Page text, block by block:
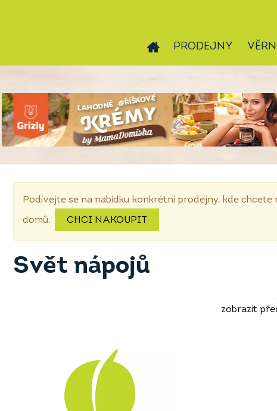
PRODEJNY
Podívejte se na nabídku konkrétní prodejny, kde
domů. CHCI NAKOUPIT
Svět nápojů
zobrazit